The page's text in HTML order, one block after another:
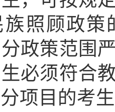
族照顾政
政策范围
必须符合
项目的考